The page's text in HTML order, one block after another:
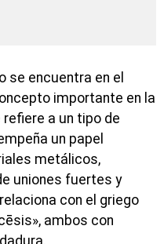
se encuentra en el
importante en la
a un tipo de
un papel
metálicos,
uniones fuertes y
con el griego
ambos con